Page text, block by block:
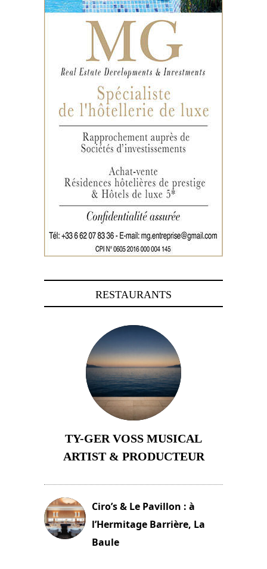
RESTAURANTS
TY-GER VOSS MUSICAL
ARTIST & PRODUCTEUR
Ciro’s & Le Pavillon : à
l’Hermitage Barrière, La
Baule